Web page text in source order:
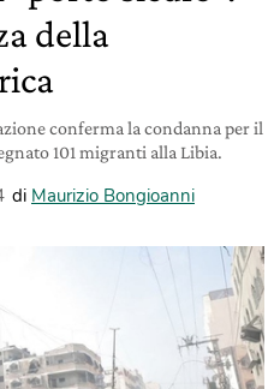
della
conferma la condanna per il
101 migranti alla Libia.
di Maurizio Bongioanni